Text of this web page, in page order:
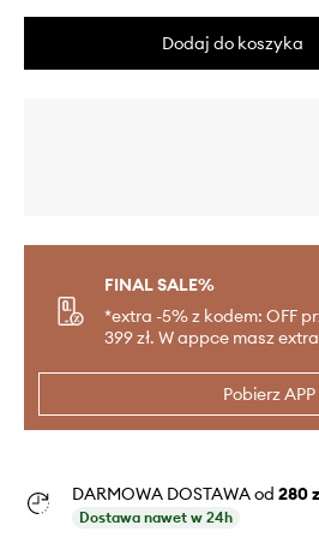
Dodaj do koszyka
FINAL SALE%
*extra -5% z kodem: OFF
399 zł. W appce masz
Pobierz APP
DARMOWA DOSTAWA od 280
Dostawa nawet w 24h